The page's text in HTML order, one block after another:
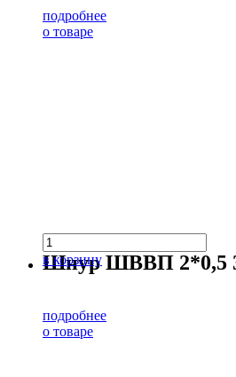
подробнее
о товаре
в корзину
Шнур ШВВП 2*0,5
подробнее
о товаре